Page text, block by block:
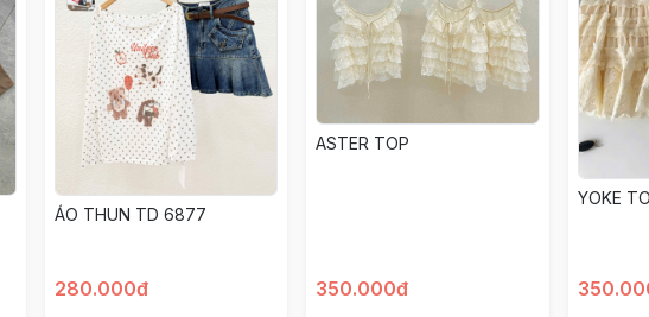
ÁO THUN TD 6877
280.000đ
ASTER TOP
350.000đ
YOKE